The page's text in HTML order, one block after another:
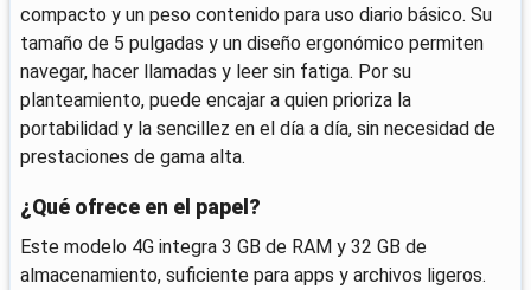
compacto y un peso contenido para uso diario básico. Su
tamaño de 5 pulgadas y un diseño ergonómico permiten
navegar, hacer llamadas y leer sin fatiga. Por su
planteamiento, puede encajar a quien prioriza la
portabilidad y la sencillez en el día a día, sin necesidad de
prestaciones de gama alta.
¿Qué ofrece en el papel?
Este modelo 4G integra 3 GB de RAM y 32 GB de
almacenamiento, suficiente para apps y archivos ligeros.